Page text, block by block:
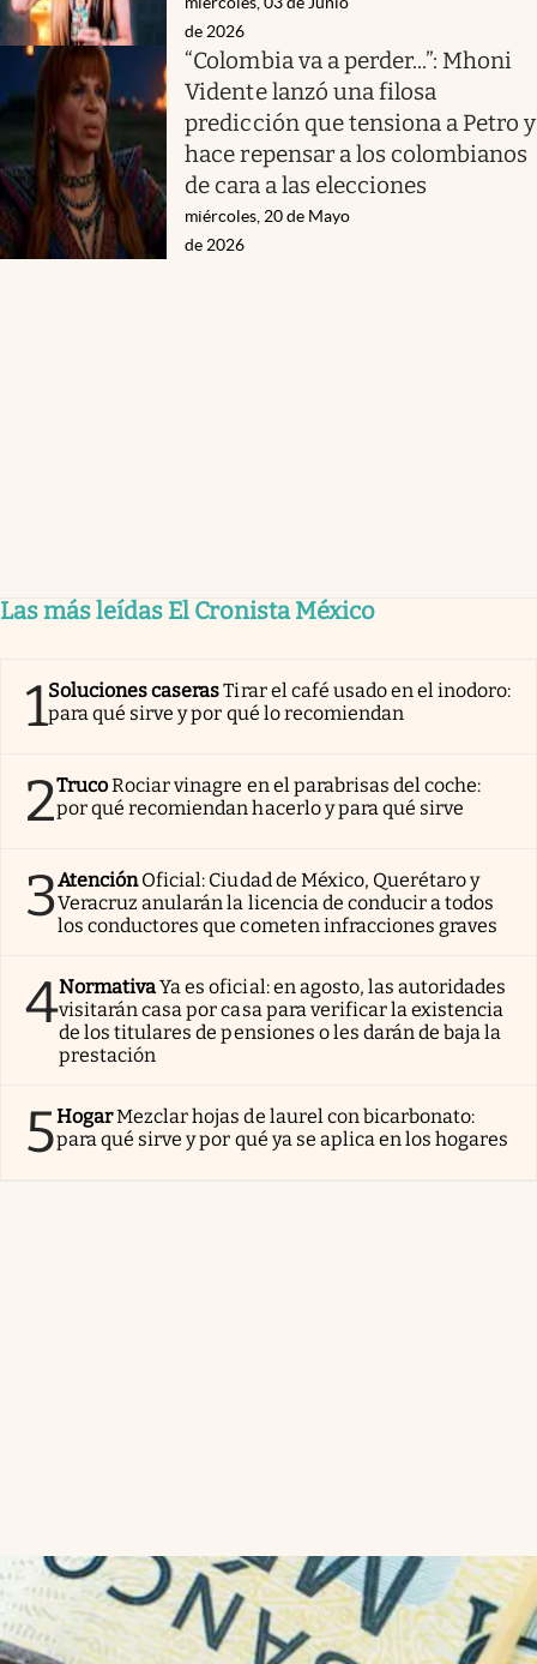
de 2026
“Colombia va a perder...”: Mhoni
Vidente lanzó una filosa
predicción que tensiona a Petro y
hace repensar a los colombianos
de cara a las elecciones
miércoles, 20 de Mayo
de 2026
Las más leídas El Cronista México
1Soluciones caserasTirar el café usado en el inodoro:
para qué sirve y por qué lo recomiendan
2TrucoRociar vinagre en el parabrisas del coche:
por qué recomiendan hacerlo y para qué sirve
3AtenciónOficial: Ciudad de México, Querétaro y
Veracruz anularán la licencia de conducir a todos
los conductores que cometen infracciones graves
4NormativaYa es oficial: en agosto, las autoridades
visitarán casa por casa para verificar la existencia
de los titulares de pensiones o les darán de baja la
prestación
5HogarMezclar hojas de laurel con bicarbonato:
para qué sirve y por qué ya se aplica en los hogares